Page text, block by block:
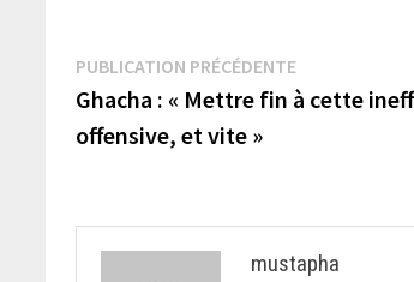
Navigation
de
l’article
PUBLICATION PRÉCÉDENTEPublication
précédente :
Ghacha : « Mettre fin à cette
offensive, et vite »
mustapha